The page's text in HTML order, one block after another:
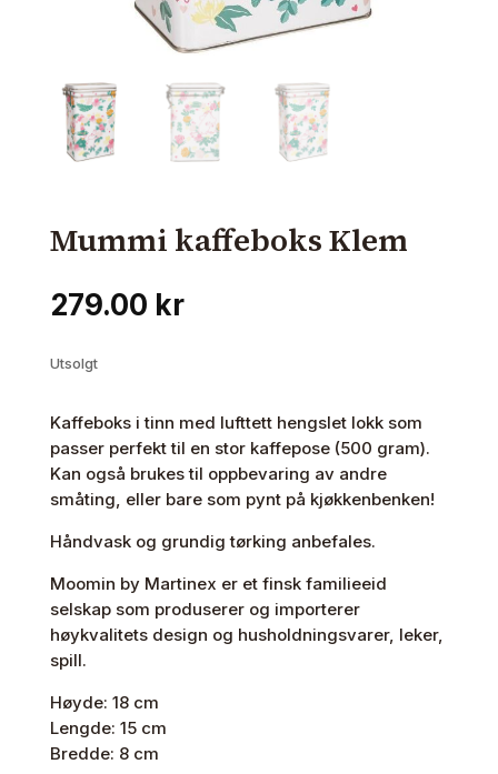
Mummi kaffeboks Klem
279.00 kr
Utsolgt
Kaffeboks i tinn med lufttett hengslet lokk som
passer perfekt til en stor kaffepose (500 gram).
Kan også brukes til oppbevaring av andre
småting, eller bare som pynt på kjøkkenbenken!
Håndvask og grundig tørking anbefales.
Moomin by Martinex er et finsk familieeid
selskap som produserer og importerer
høykvalitets design og husholdningsvarer, leker,
spill.
Høyde: 18 cm
Lengde: 15 cm
Bredde: 8 cm